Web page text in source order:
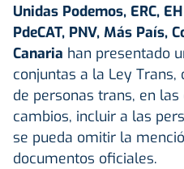
Unidas Podemos, ERC,
PdeCAT, PNV, Más País,
Canaria han presentado
conjuntas a la Ley
de personas trans, en
cambios, incluir a las
se pueda omitir la
documentos oficiales.